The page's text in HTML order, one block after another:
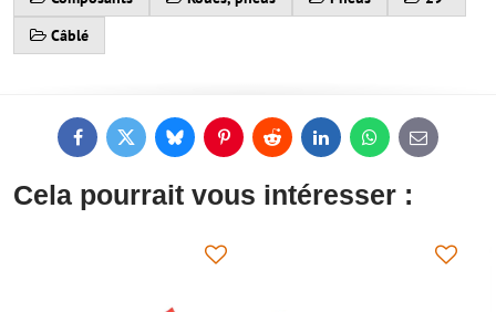
Câblé
FacebookTwitterBlueskyPinterestReddit LinkedInWhatsApp
E-
mail
Cela pourrait vous intéresser :